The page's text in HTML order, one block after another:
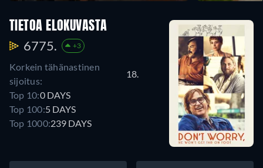
TIETOA ELOKUVASTA
6775. +3
Korkein tähänastinen
sijoitus:
18.
Top 10:0 DAYS
Top 100:5 DAYS
Top 1000:239 DAYS